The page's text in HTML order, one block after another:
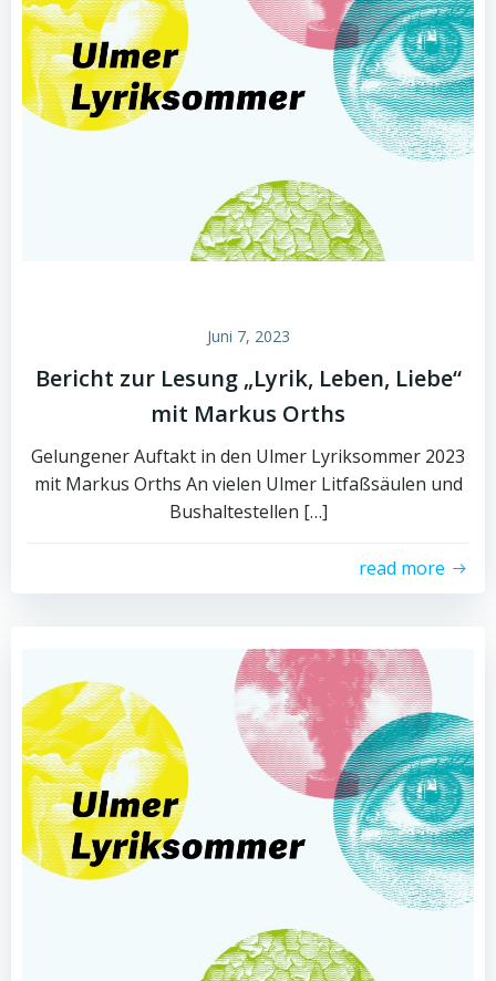
Juni 7, 2023
Bericht zur Lesung „Lyrik, Leben, Liebe“
mit Markus Orths
Gelungener Auftakt in den Ulmer Lyriksommer 2023
mit Markus Orths An vielen Ulmer Litfaßsäulen und
Bushaltestellen […]
read more